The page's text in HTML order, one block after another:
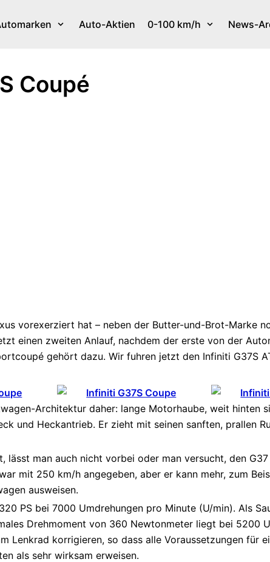
Auto-Aktien 0-100 km/h News-
Coupé
vorexerziert hat – neben der Butter-und-Brot-Marke
einen zweiten Anlauf, nachdem der erste von der
gehört dazu. Wir fuhren jetzt den Infiniti G37S
Architektur daher: lange Motorhaube, weit hinten
und Heckantrieb. Er zieht mit seinen sanften, prallen
lässt man auch nicht vorbei oder man versucht, den
mit 250 km/h angegeben, aber er kann mehr, zum
ausweisen.
PS bei 7000 Umdrehungen pro Minute (U/min). Als
Drehmoment von 360 Newtonmeter liegt bei 5200
Lenkrad korrigieren, so dass alle Voraussetzungen für
als sehr wirksam erweisen.